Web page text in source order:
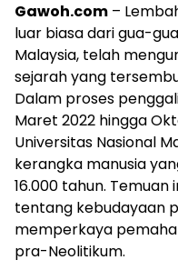
Gawoh.com –
luar biasa dari gua-
Malaysia, telah
sejarah yang
Dalam proses
Maret 2022 hingga
Universitas Nasional
kerangka manusia
16.000 tahun.
tentang kebudayaan
memperkaya
pra-Neolitikum.